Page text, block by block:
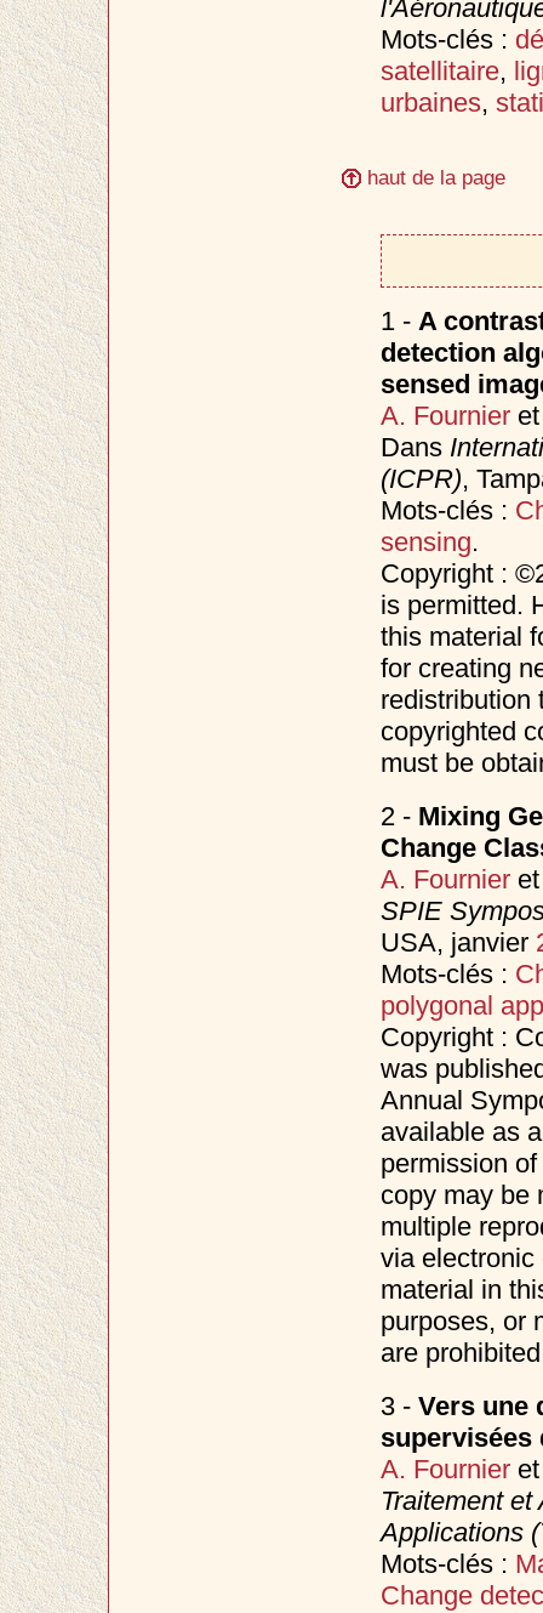
Mots-clés :
satellitaire,
urbaines,
haut de la page
1 - A
detection
sensed
A. Fournier
Dans
(ICPR),
Mots-clés :
sensing.
Copyright :
is permitted.
this material
for creating
redistribution
copyrighted
must be
2 - Mixing
Change
A. Fournier
SPIE
USA, janvier
Mots-clés :
polygonal
Copyright :
was
Annual
available as
permission
copy may be
multiple
via electronic
material in
purposes, or
are
3 - Vers une
supervisées
A. Fournier
Traitement
Applications
Mots-clés :
Change